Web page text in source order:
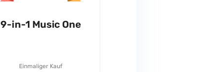
9-in-1 Music One
Einmaliger Kauf